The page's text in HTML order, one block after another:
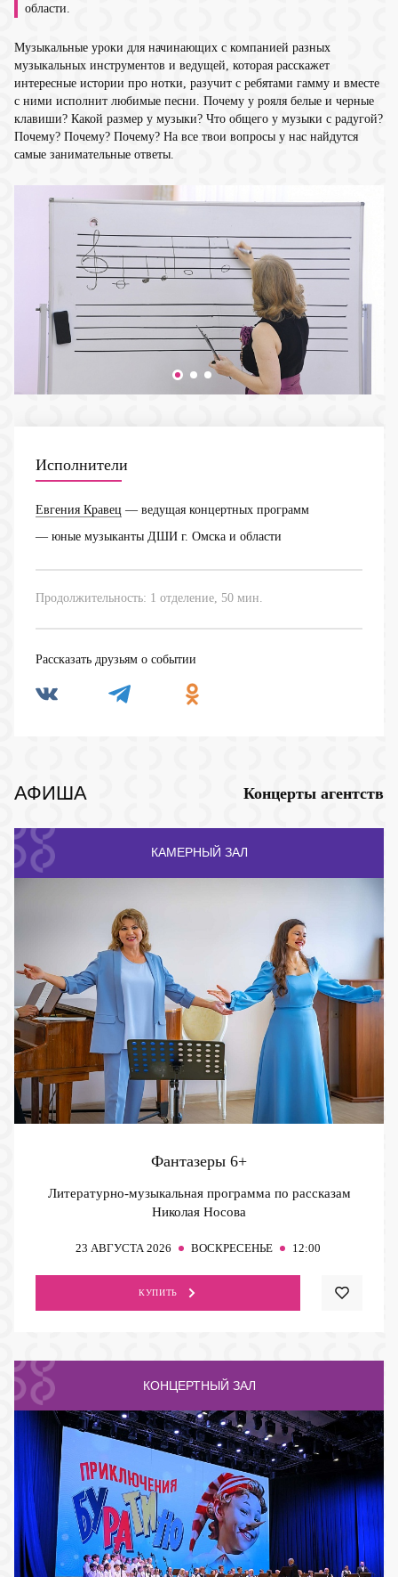
области.
Музыкальные уроки для начинающих с компанией разных
музыкальных инструментов и ведущей, которая расскажет
интересные истории про нотки, разучит с ребятами гамму и вместе
с ними исполнит любимые песни. Почему у рояля белые и черные
клавиши? Какой размер у музыки? Что общего у музыки с радугой?
Почему? Почему? Почему? На все твои вопросы у нас найдутся
самые занимательные ответы.
Исполнители
Евгения Кравец — ведущая концертных программ
— юные музыканты ДШИ г. Омска и области
Продолжительность: 1 отделение, 50 мин.
Рассказать друзьям о событии
АФИША Концерты агентств
КАМЕРНЫЙ ЗАЛ
Фантазеры 6+
Литературно-музыкальная программа по рассказам
Николая Носова
23 АВГУСТА 2026 ВОСКРЕСЕНЬЕ 12:00
КУПИТЬ
КОНЦЕРТНЫЙ ЗАЛ